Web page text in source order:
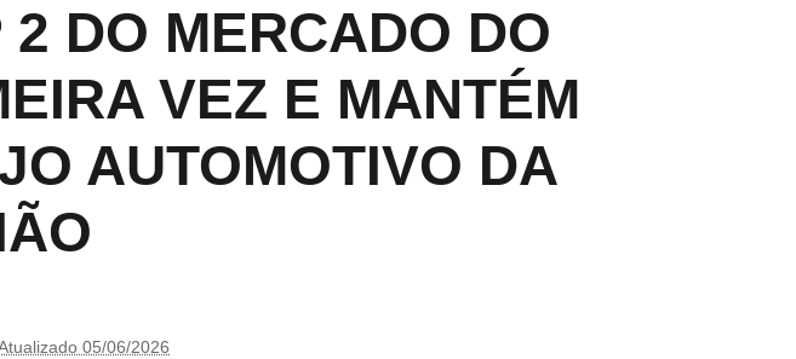
DO MERCADO DO
VEZ E MANTÉM
AUTOMOTIVO DA
05/06/2026